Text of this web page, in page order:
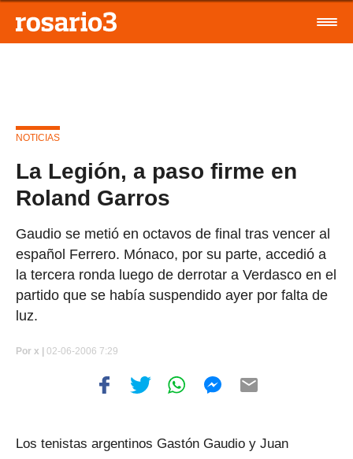
NOTICIAS
La Legión, a paso firme en
Roland Garros
Gaudio se metió en octavos de final tras vencer al
español Ferrero. Mónaco, por su parte, accedió a
la tercera ronda luego de derrotar a Verdasco en el
partido que se había suspendido ayer por falta de
luz.
Por x | 02-06-2006 7:29
Los tenistas argentinos Gastón Gaudio y Juan